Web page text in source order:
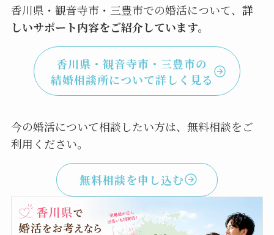
香川県・観音寺市・三豊市での婚活について、 詳
しいサポート内容をご紹介しています。
香川県・観音寺市・三豊市の
結婚相談所について詳しく見る
今の婚活について相談したい方は、無料相談をご
利用ください。
無料相談を申し込む